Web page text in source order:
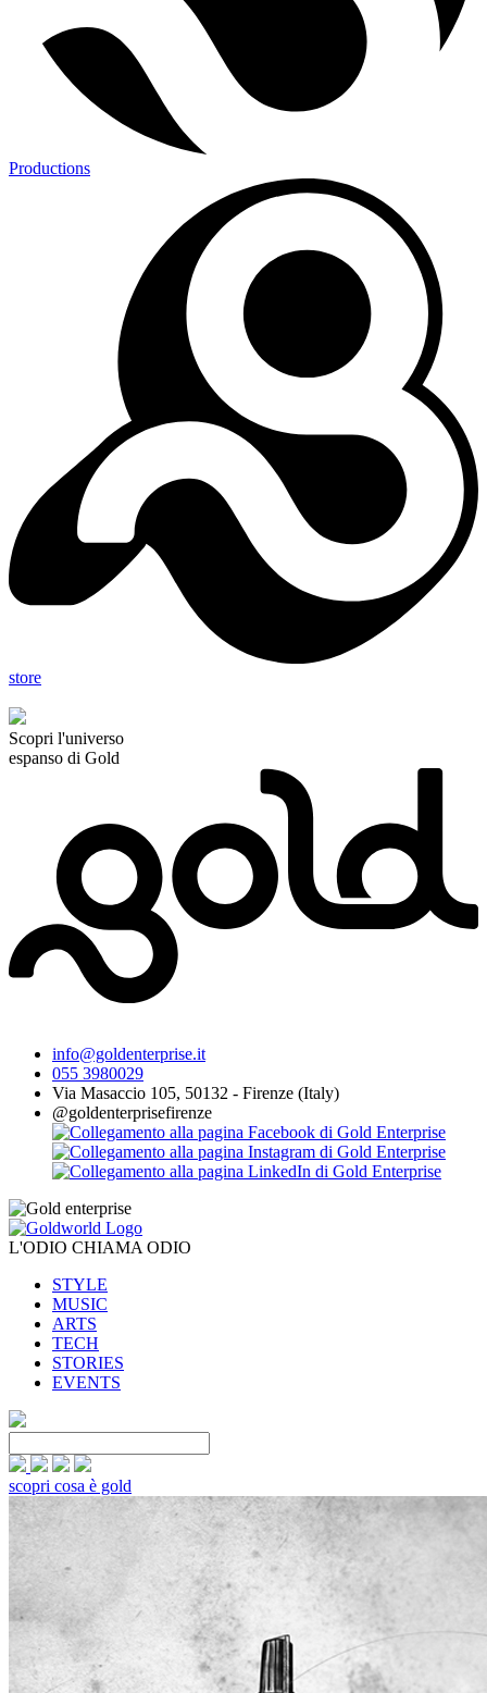
Productions
store
Scopri l'universo
espanso di Gold
info@goldenterprise.it
055 3980029
Via Masaccio 105, 50132 - Firenze (Italy)
@goldenterprisefirenze
L'ODIO CHIAMA ODIO
STYLE
MUSIC
ARTS
TECH
STORIES
EVENTS
scopri cosa è gold